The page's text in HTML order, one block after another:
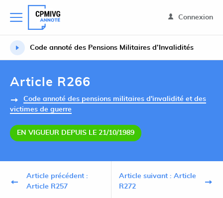
Connexion
Code annoté des Pensions Militaires d’Invalidités
Article R266
Code annoté des pensions militaires d'invalidité et des
victimes de guerre
EN VIGUEUR DEPUIS LE 21/10/1989
Article précédent :
Article R257
Article suivant : Article
R272